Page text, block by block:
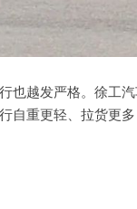
越发严格。徐工
自重更轻、拉货更